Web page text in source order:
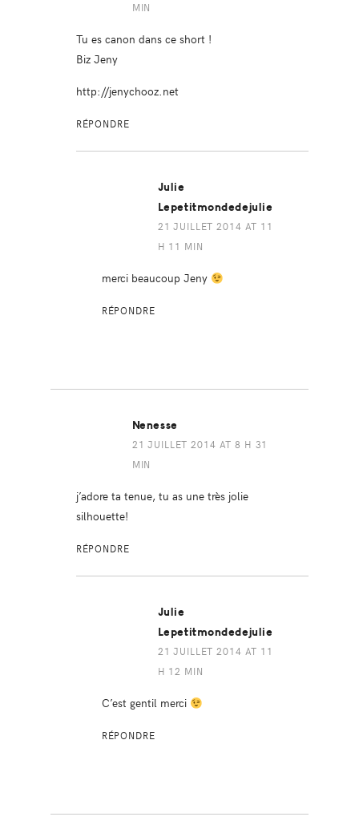
MIN
Tu es canon dans ce short !
Biz Jeny
http://jenychooz.net
RÉPONDRE
Julie
Lepetitmondedejulie
21 JUILLET 2014 AT 11
H 11 MIN
merci beaucoup Jeny
RÉPONDRE
Nenesse
21 JUILLET 2014 AT 8 H 31
MIN
j’adore ta tenue, tu as une très jolie
silhouette!
RÉPONDRE
Julie
Lepetitmondedejulie
21 JUILLET 2014 AT 11
H 12 MIN
C’est gentil merci
RÉPONDRE